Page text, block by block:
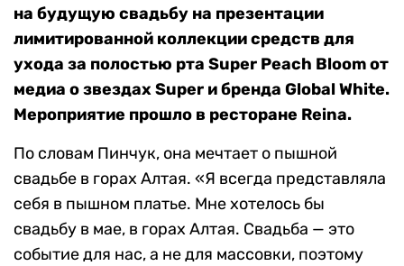
на будущую свадьбу на презентации
лимитированной коллекции средств для
ухода за полостью рта Super Peach Bloom от
медиа о звездах Super и бренда Global White.
Мероприятие прошло в ресторане Reina.
По словам Пинчук, она мечтает о пышной
свадьбе в горах Алтая. «Я всегда представляла
себя в пышном платье. Мне хотелось бы
свадьбу в мае, в горах Алтая. Свадьба — это
событие для нас, а не для массовки, поэтому